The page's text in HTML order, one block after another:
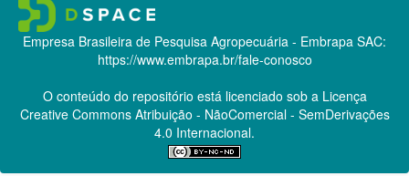
Empresa Brasileira de Pesquisa Agropecuária - Embrapa SAC:
https://www.embrapa.br/fale-conosco
O conteúdo do repositório está licenciado sob a Licença
Creative CommonsAtribuição - NãoComercial - SemDerivações
4.0 Internacional.